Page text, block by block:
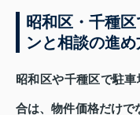
昭和区・千種
ンと相談の進め
昭和区や千種区で駐
合は、物件価格だけで